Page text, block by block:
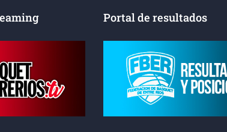
Portal de resultados